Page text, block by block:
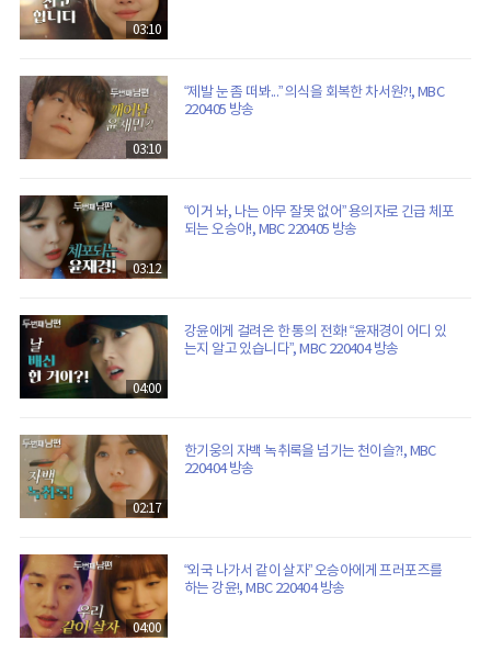
03:10
03:10
“제발 눈 좀 떠봐...” 의식을 회복한 차서원?!, MBC
220405 방송
03:12
“이거 놔, 나는 아무 잘못 없어” 용의자로 긴급 체포
되는 오승아!, MBC 220405 방송
04:00
강윤에게 걸려온 한 통의 전화! “윤재경이 어디 있
는지 알고 있습니다”, MBC 220404 방송
02:17
한기웅의 자백 녹취록을 넘기는 천이슬?!, MBC
220404 방송
04:00
“외국 나가서 같이 살자” 오승아에게 프러포즈를
하는 강윤!, MBC 220404 방송